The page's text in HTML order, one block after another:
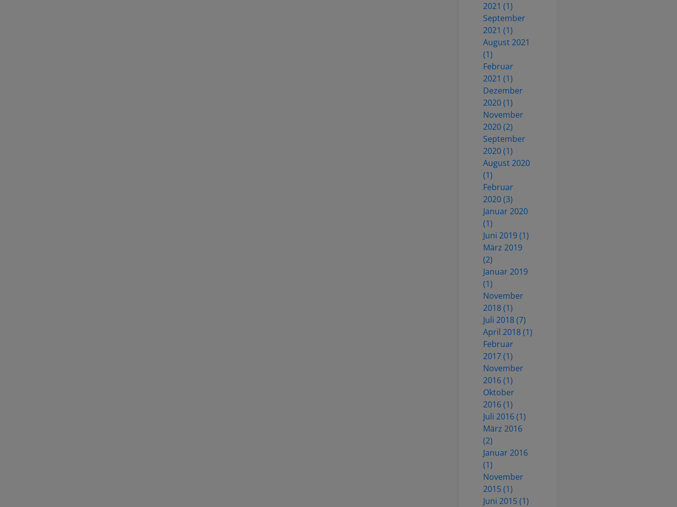
2021 (1)
September
2021 (1)
August 2021
(1)
Februar
2021 (1)
Dezember
2020 (1)
November
2020 (2)
September
2020 (1)
August 2020
(1)
Februar
2020 (3)
Januar 2020
(1)
Juni 2019 (1)
März 2019
(2)
Januar 2019
(1)
November
2018 (1)
Juli 2018 (7)
April 2018 (1)
Februar
2017 (1)
November
2016 (1)
Oktober
2016 (1)
Juli 2016 (1)
März 2016
(2)
Januar 2016
(1)
November
2015 (1)
Juni 2015 (1)